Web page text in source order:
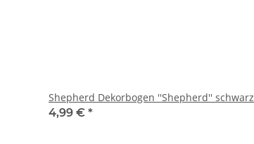
Shepherd Dekorbogen ''Shepherd'' schwarz
4,99 € *